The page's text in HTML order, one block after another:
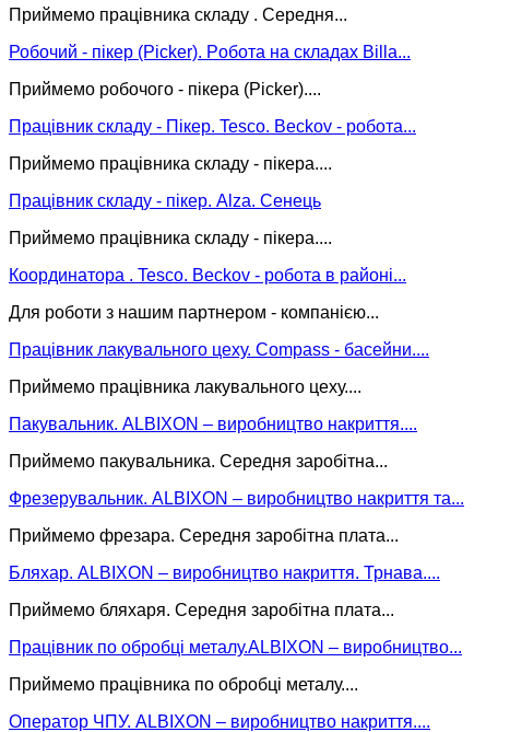
Приймемо працівника складу . Середня...
Робочий - пікер (Picker). Pобота на складах Billa...
Приймемо робочого - пікера (Picker)....
Працівник складу - Пікер. Tesco. Beckov - робота...
Приймемо працівника складу - пікера....
Працівник складу - пікер. Alza. Сенець
Приймемо працівника складу - пікера....
Координатора . Tesco. Beckov - робота в районі...
Для роботи з нашим партнером - компанією...
Працівник лакувального цеху. Compass - басейни....
Приймемо працівника лакувального цеху....
Пакувальник. ALBIXON – виробництво накриття....
Приймемо пакувальника. Середня заробітна...
Фрезерувальник. ALBIXON – виробництво накриття та...
Приймемо фрезара. Середня заробітна плата...
Бляхар. ALBIXON – виробництво накриття. Трнава....
Приймемо бляхаря. Середня заробітна плата...
Працівник по обробці металу.ALBIXON – виробництво...
Приймемо працівника по обробці металу....
Оператор ЧПУ. ALBIXON – виробництво накриття....